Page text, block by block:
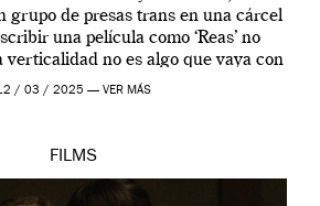
grupo de presas trans en una cárcel
una película como ‘Reas’ no
verticalidad no es algo que vaya con
la artista, […]
/ 03 / 2025 — VER MÁS
FILMS